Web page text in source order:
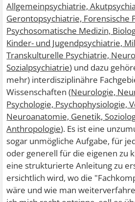
Allgemeinpsychiatrie,
Gerontopsychiatrie, Forensische
Psychosomatische Medizin,
Kinder- und Jugendpsychiatrie,
Transkulturelle Psychiatrie,
Sozialpsychiatrie) und dazu
mehr) interdisziplinähre
Wissenschaften (Neurologie,
Psychologie, Psychophysiologie,
Neuroanatomie, Genetik,
Anthropologie). Es ist eine
sogar unmögliche Aufgabe, für
oder generell für die eigenen zu
eine strukturierte Anleitung zu
ersichtlich wird, wo die
wäre und wie man